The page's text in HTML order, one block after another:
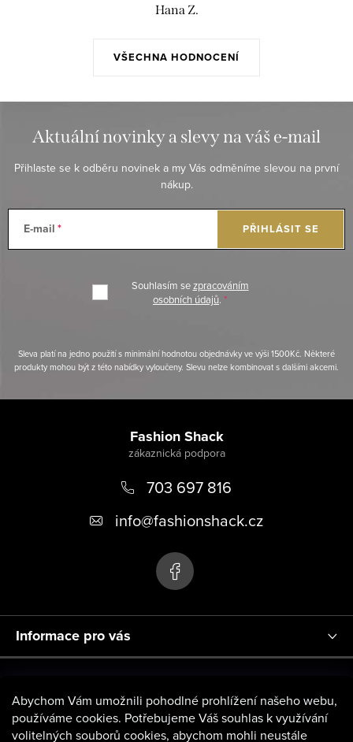
Abychom Vám umožnili pohodlné prohlížení našeho webu,
používáme cookies. Potřebujeme Váš souhlas k využívání
volitelných souborů cookies, abychom mohli neustále
VŠECHNA HODNOCENÍ
Hana Z.
Aktuální novinky a slevy na váš e-mail
Přihlaste se k odběru novinek a my Vás odměníme slevou na první
nákup.
E-mail
Souhlasím sezpracováním
osobních údajů.
PŘIHLÁSIT SE
Sleva platí na jedno použití s minimální hodnotou objednávky ve výši 1500Kč. Některé
produkty mohou být z této nabídky vyloučeny. Slevu nelze kombinovat s dalšími akcemi.
Fashion Shack
703 697 816
info@fashionshack.cz
Informace pro vás